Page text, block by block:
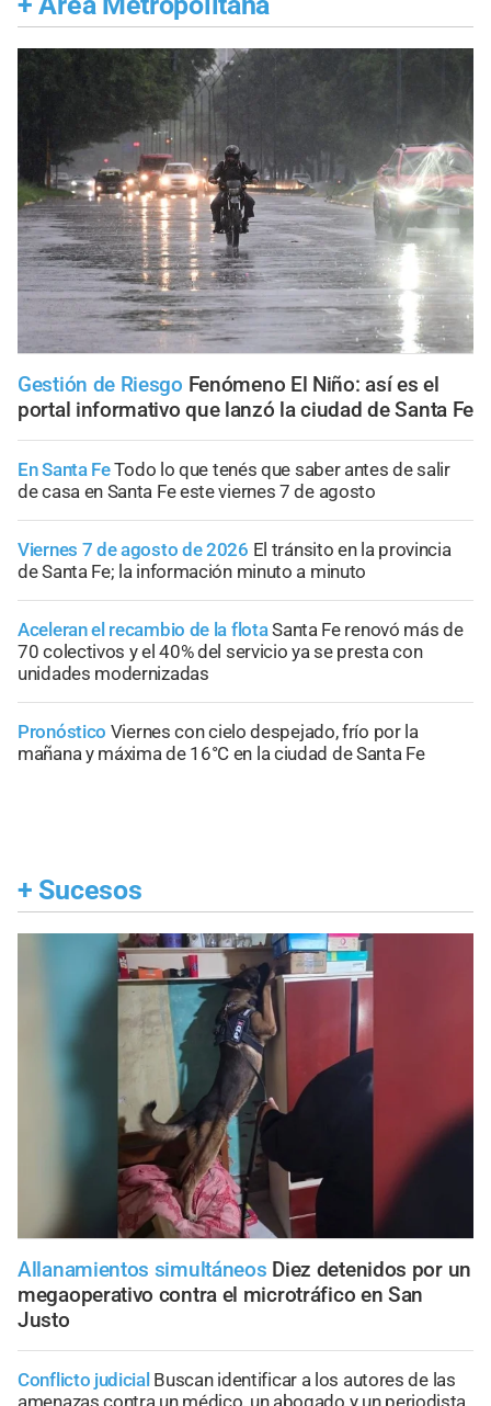
Gestión de Riesgo Fenómeno El Niño: así es el
portal informativo que lanzó la ciudad de Santa Fe
En Santa FeTodo lo que tenés que saber antes de salir
de casa en Santa Fe este viernes 7 de agosto
Viernes 7 de agosto de 2026 El tránsito en la provincia
de Santa Fe; la información minuto a minuto
Aceleran el recambio de la flotaSanta Fe renovó más de
70 colectivos y el 40% del servicio ya se presta con
unidades modernizadas
Pronóstico Viernes con cielo despejado, frío por la
mañana y máxima de 16°C en la ciudad de Santa Fe
+ Sucesos
Allanamientos simultáneos Diez detenidos por un
megaoperativo contra el microtráfico en San
Justo
Conflicto judicial Buscan identificar a los autores de las
amenazas contra un médico, un abogado y un periodista